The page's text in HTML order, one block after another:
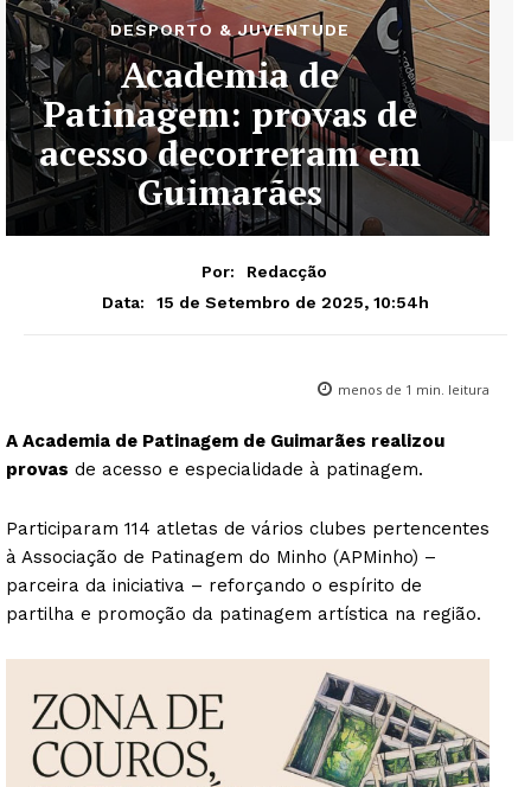
DESPORTO & JUVENTUDE
Academia de
Patinagem: provas de
acesso decorreram em
Guimarães
Por:
Redacção
Data:
15 de Setembro de 2025, 10:54h
menos de 1 min. leitura
A Academia de Patinagem de Guimarães realizou
provas de acesso e especialidade à patinagem.
Participaram 114 atletas de vários clubes pertencentes
à Associação de Patinagem do Minho (APMinho) –
parceira da iniciativa – reforçando o espírito de
partilha e promoção da patinagem artística na região.